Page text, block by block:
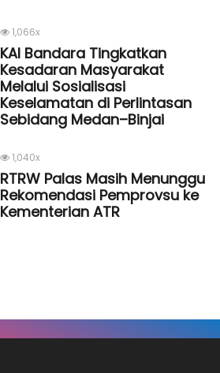
1,066x
KAI Bandara Tingkatkan
Kesadaran Masyarakat
Melalui Sosialisasi
Keselamatan di Perlintasan
Sebidang Medan–Binjai
1,040x
RTRW Palas Masih Menunggu
Rekomendasi Pemprovsu ke
Kementerian ATR